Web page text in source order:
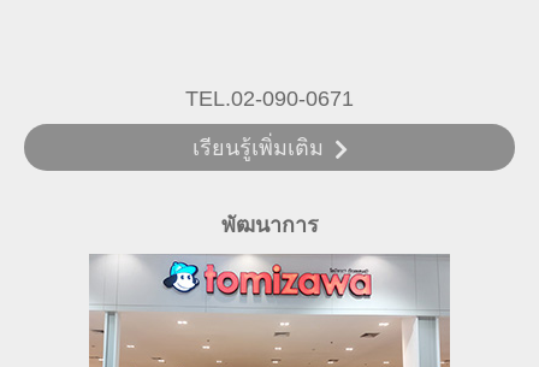
TEL.02-090-0671
เรียนรู้เพิ่มเติม
พัฒนาการ